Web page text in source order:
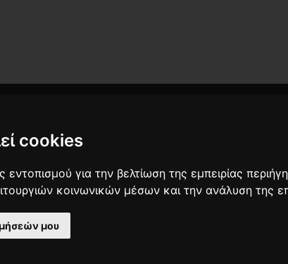
cookies
για την βελτίωση της εμπειρίας
κοινωνικών μέσων και την ανάλυση της
μου